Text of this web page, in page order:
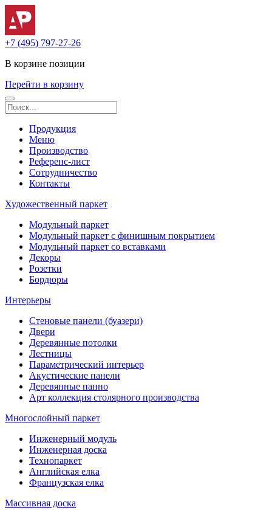
+7 (495) 797-27-26
В корзине позиции
Перейти в корзину
Продукция
Меню
Производство
Референс-лист
Сотрудничество
Контакты
Художественный паркет
Модульный паркет
Модульный паркет с финишным покрытием
Модульный паркет со вставками
Декоры
Розетки
Бордюры
Интерьеры
Стеновые панели (буазери)
Двери
Деревянные потолки
Лестницы
Параметрический интерьер
Акустические панели
Деревянные панно
Арт коллекция столярного производства
Многослойный паркет
Инженерный модуль
Инженерная доска
Технопаркет
Английская елка
Французская елка
Массивная доска